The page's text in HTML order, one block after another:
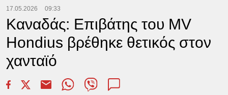
17.05.2026 09:33
Καναδάς: Επιβάτης του MV
Hondius βρέθηκε θετικός στον
χανταϊό